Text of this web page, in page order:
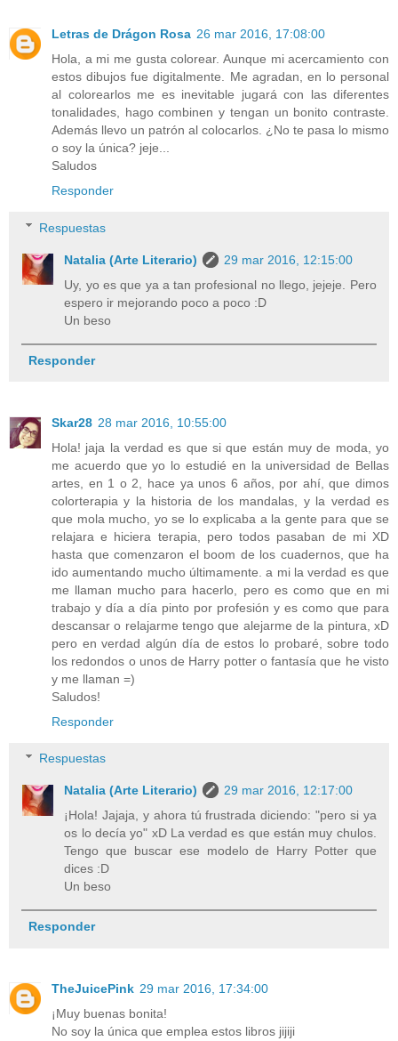
Letras de Drágon Rosa 26 mar 2016, 17:08:00
Hola, a mi me gusta colorear. Aunque mi acercamiento con
estos dibujos fue digitalmente. Me agradan, en lo personal
al colorearlos me es inevitable jugará con las diferentes
tonalidades, hago combinen y tengan un bonito contraste.
Además llevo un patrón al colocarlos. ¿No te pasa lo mismo
o soy la única? jeje...
Saludos
Responder
Respuestas
Natalia (Arte Literario)
29 mar 2016, 12:15:00
Uy, yo es que ya a tan profesional no llego, jejeje. Pero
espero ir mejorando poco a poco :D
Un beso
Responder
Skar28 28 mar 2016, 10:55:00
Hola! jaja la verdad es que si que están muy de moda, yo
me acuerdo que yo lo estudié en la universidad de Bellas
artes, en 1 o 2, hace ya unos 6 años, por ahí, que dimos
colorterapia y la historia de los mandalas, y la verdad es
que mola mucho, yo se lo explicaba a la gente para que se
relajara e hiciera terapia, pero todos pasaban de mi XD
hasta que comenzaron el boom de los cuadernos, que ha
ido aumentando mucho últimamente. a mi la verdad es que
me llaman mucho para hacerlo, pero es como que en mi
trabajo y día a día pinto por profesión y es como que para
descansar o relajarme tengo que alejarme de la pintura, xD
pero en verdad algún día de estos lo probaré, sobre todo
los redondos o unos de Harry potter o fantasía que he visto
y me llaman =)
Saludos!
Responder
Respuestas
Natalia (Arte Literario)
29 mar 2016, 12:17:00
¡Hola! Jajaja, y ahora tú frustrada diciendo: "pero si ya
os lo decía yo" xD La verdad es que están muy chulos.
Tengo que buscar ese modelo de Harry Potter que
dices :D
Un beso
Responder
TheJuicePink 29 mar 2016, 17:34:00
¡Muy buenas bonita!
No soy la única que emplea estos libros jijiji